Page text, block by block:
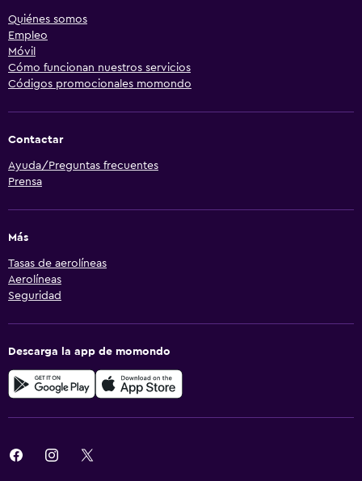
Quiénes somos
Empleo
Móvil
Cómo funcionan nuestros servicios
Códigos promocionales momondo
Contactar
Ayuda/Preguntas frecuentes
Prensa
Más
Tasas de aerolíneas
Aerolíneas
Seguridad
Descarga la app de momondo